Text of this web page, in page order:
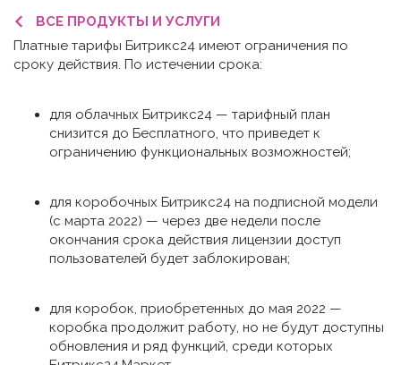
ВСЕ ПРОДУКТЫ И УСЛУГИ
Платные тарифы Битрикс24 имеют ограничения по
сроку действия. По истечении срока:
для облачных Битрикс24 — тарифный план
снизится до Бесплатного, что приведет к
ограничению функциональных возможностей;
для коробочных Битрикс24 на подписной модели
(с марта 2022) — через две недели после
окончания срока действия лицензии доступ
пользователей будет заблокирован;
для коробок, приобретенных до мая 2022 —
коробка продолжит работу, но не будут доступны
обновления и ряд функций, среди которых